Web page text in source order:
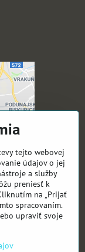
tejto webovej
údajov o jej
a služby
preniesť k
na „Prijať
spracovaním.
upraviť svoje